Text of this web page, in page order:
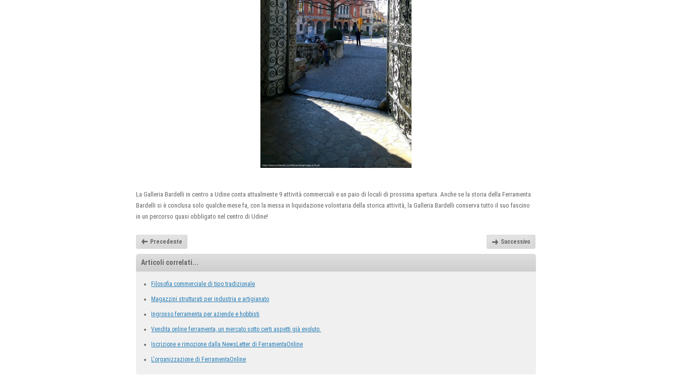
La Galleria Bardelli in centro a Udine conta attualmente 9 attività commerciali e un paio di locali di prossima apertura. Anche se la storia della Ferramenta
Bardelli si è conclusa solo qualche mese fa, con la messa in liquidazione volontaria della storica attività, la Galleria Bardelli conserva tutto il suo fascino
in un percorso quasi obbligato nel centro di Udine!
Precedente Successivo
Articoli correlati...
Filosofia commerciale di tipo tradizionale
Magazzini strutturati per industria e artigianato
Ingrosso ferramenta per aziende e hobbisti
Vendita online ferramenta, un mercato sotto certi aspetti già evoluto.
Iscrizione e rimozione dalla NewsLetter di FerramentaOnline
L'organizzazione di FerramentaOnline